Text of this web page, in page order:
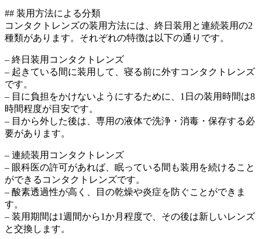
## 装用方法による分類
コンタクトレンズの装用方法には、終日装用と連続装用の2
種類があります。それぞれの特徴は以下の通りです。
– 終日装用コンタクトレンズ
– 起きている間に装用して、寝る前に外すコンタクトレンズ
です。
– 目に負担をかけないようにするために、1日の装用時間は8
時間程度が目安です。
– 目から外した後は、専用の液体で洗浄・消毒・保存する必
要があります。
– 連続装用コンタクトレンズ
– 眼科医の許可があれば、眠っている間も装用を続けること
ができるコンタクトレンズです。
– 酸素透過性が高く、目の乾燥や炎症を防ぐことができま
す。
– 装用期間は1週間から1か月程度で、その後は新しいレンズ
と交換します。